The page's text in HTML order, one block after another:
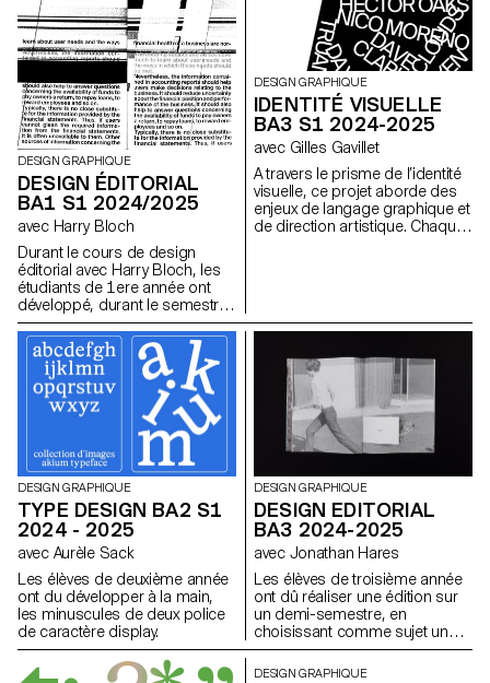
attention particulière à la
cohérence visuelle et à la
régularité du tracé.
DESIGN GRAPHIQUE
DESIGN ÉDITORIAL
BA1 S1 2024/2025
avec Harry Bloch
Durant le cours de design
éditorial avec Harry Bloch, les
étudiants de 1ere année ont
développé, durant le semestre
d'automne, une édition autour
d'un questionnaire.
DESIGN GRAPHIQUE
IDENTITÉ VISUELLE
BA3 S1 2024-2025
avec Gilles Gavillet
A travers le prisme de l’identité
visuelle, ce projet aborde des
enjeux de langage graphique et
de direction artistique. Chaque
DESIGN GRAPHIQUE
TYPE DESIGN BA2 S1
2024 - 2025
avec Aurèle Sack
Les élèves de deuxième année
ont du développer à la main,
les minuscules de deux police
de caractère display.
DESIGN GRAPHIQUE
DESIGN EDITORIAL
BA3 2024-2025
avec Jonathan Hares
Les élèves de troisième année
ont dû réaliser une édition sur
un demi-semestre, en
choisissant comme sujet un
événement paru dans le journal
à la date du premier cours.
DESIGN GRAPHIQUE